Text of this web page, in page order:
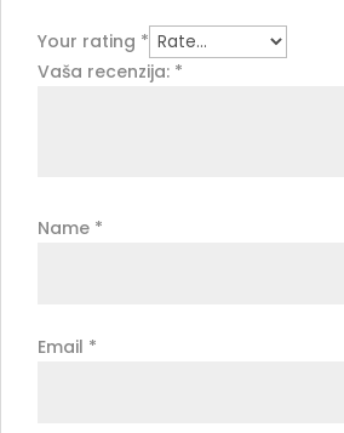
Your rating *
Vaša recenzija: *
Name *
Email *